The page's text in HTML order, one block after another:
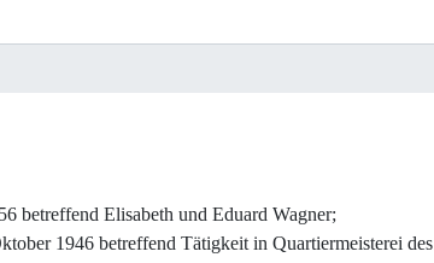
betreffend Elisabeth und Eduard Wagner;
1946 betreffend Tätigkeit in Quartiermeisterei des